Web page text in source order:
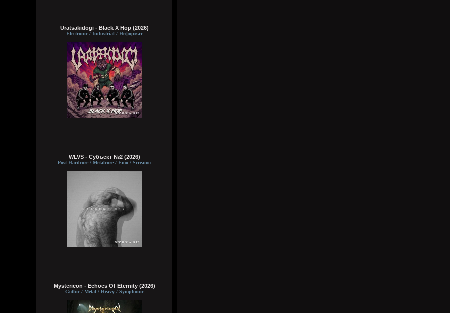
Uratsakidogi - Black X Hop (2026)
Electronic / Industrial / Неформат
WLVS - Субъект №2 (2026)
Post-Hardcore / Metalcore / Emo / Screamo
Mystericon - Echoes Of Eternity (2026)
Gothic / Metal / Heavy / Symphonic